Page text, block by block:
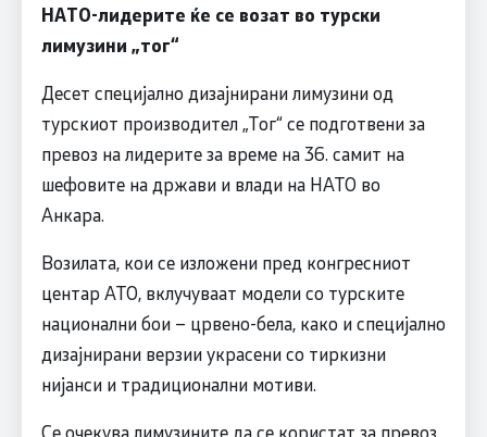
НАТО-лидерите ќе се возат во турски
лимузини „тог“
Десет специјално дизајнирани лимузини од
турскиот производител „Тог“ се подготвени за
превоз на лидерите за време на 36. самит на
шефовите на држави и влади на НАТО во
Анкара.
Возилата, кои се изложени пред конгресниот
центар АТО, вклучуваат модели со турските
национални бои – црвено-бела, како и специјално
дизајнирани верзии украсени со тиркизни
нијанси и традиционални мотиви.
Се очекува лимузините да се користат за превоз